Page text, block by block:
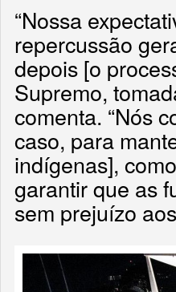
“Nossa
repercussão
depois [o
Supremo,
comenta. “Nós
caso, para
indígenas],
garantir que as
sem prejuízo